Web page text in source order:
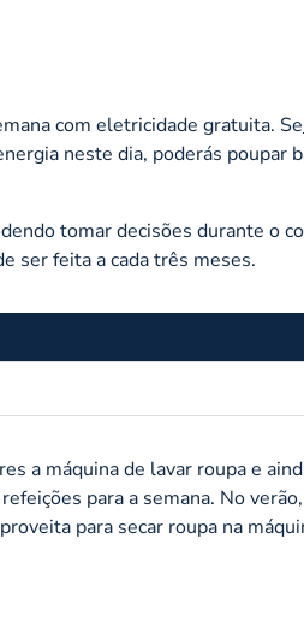
com eletricidade gratuita. Se
neste dia, poderás poupar
tomar decisões durante o
ser feita a cada três meses.
a máquina de lavar roupa e
para a semana. No
para secar roupa na